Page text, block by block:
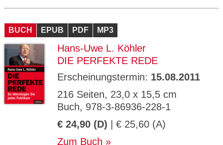
BUCH EPUB PDF MP3
Hans-Uwe L. Köhler
DIE PERFEKTE REDE
Erscheinungstermin: 15.08.2011
216 Seiten, 23,0 x 15,5 cm
Buch, 978-3-86936-228-1
€ 24,90 (D) | € 25,60 (A)
Zum Buch